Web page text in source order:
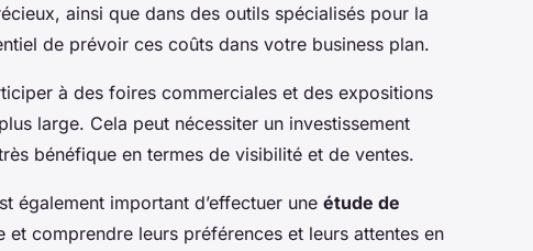
ainsi que dans des outils spécialisés pour la
de prévoir ces coûts dans votre business plan.
à des foires commerciales et des expositions
large. Cela peut nécessiter un investissement
bénéfique en termes de visibilité et de ventes.
également important d’effectuer une étude de
comprendre leurs préférences et leurs attentes en